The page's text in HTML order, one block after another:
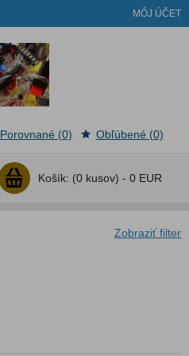
MÔJ ÚČET
Košík: (0 kusov) - 0 EUR
Porovnané (0) Obľúbené (0)
Zobraziť filter